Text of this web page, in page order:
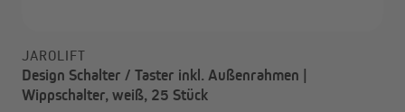
JAROLIFT
Design Schalter / Taster inkl. Außenrahmen |
Wippschalter, weiß, 25 Stück